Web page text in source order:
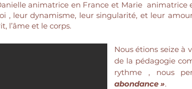
animatrice en France et Marie animatrice
, leur dynamisme, leur singularité, et leur
l’âme et le corps.
Nous étions seize à
de la pédagogie
rythme , nous
abondance ».